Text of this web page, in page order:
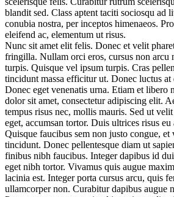
blandit sed. Class aptent taciti sociosqu ad
conubia nostra, per inceptos himenaeos.
eleifend ac, elementum ut risus.
Nunc sit amet elit felis. Donec et velit
fringilla. Nullam orci eros, cursus non arcu
turpis. Quisque vel ipsum turpis. Cras
tincidunt massa efficitur ut. Donec luctus at
Donec eget venenatis urna. Etiam et libero
dolor sit amet, consectetur adipiscing elit.
tempus risus nec, mollis mauris. Sed ut
eget, accumsan tortor. Duis ultrices risus
Quisque faucibus sem non justo congue, et
tincidunt. Donec pellentesque diam ut
finibus nibh faucibus. Integer dapibus id
eget nibh tortor. Vivamus quis augue
lacinia est. Integer porta cursus arcu, quis
ullamcorper non. Curabitur dapibus augue